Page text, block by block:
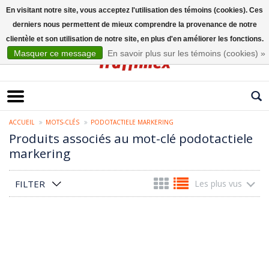
ACCUEIL MOTS-CLÉS PODOTACTIELE MARKERING
Produits associés au mot-clé podotactiele
markering
FILTER Les plus vus
En visitant notre site, vous acceptez l'utilisation des témoins (cookies). Ces
derniers nous permettent de mieux comprendre la provenance de notre
clientèle et son utilisation de notre site, en plus d'en améliorer les fonctions.
Masquer ce message En savoir plus sur les témoins (cookies) »